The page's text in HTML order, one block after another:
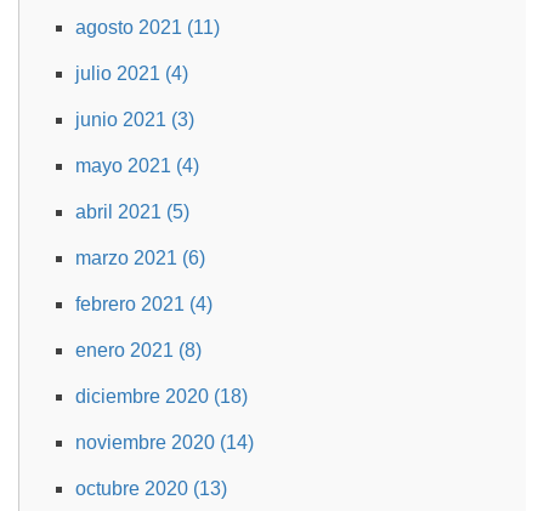
agosto 2021 (11)
julio 2021 (4)
junio 2021 (3)
mayo 2021 (4)
abril 2021 (5)
marzo 2021 (6)
febrero 2021 (4)
enero 2021 (8)
diciembre 2020 (18)
noviembre 2020 (14)
octubre 2020 (13)